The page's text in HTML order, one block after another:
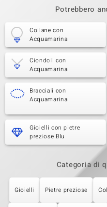
Potrebbero
Collane con
Acquamarina
Ciondoli con
Acquamarina
Bracciali con
Acquamarina
Gioielli con pietre
preziose Blu
Categoria di
Gioielli Pietre preziose